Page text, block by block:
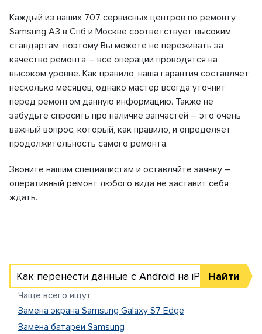
Каждый из наших 707 сервисных центров по ремонту
Samsung A3 в Спб и Москве соответствует высоким
стандартам, поэтому Вы можете не переживать за
качество ремонта – все операции проводятся на
высоком уровне. Как правило, наша гарантия составляет
несколько месяцев, однако мастер всегда уточнит
перед ремонтом данную информацию. Также не
забудьте спросить про наличие запчастей – это очень
важный вопрос, который, как правило, и определяет
продолжительность самого ремонта.
Звоните нашим специалистам и оставляйте заявку –
оперативный ремонт любого вида не заставит себя
ждать.
Как перенести данные с Android на iPhone
Чаще всего ищут
Найти
Замена экрана Samsung Galaxy S7 Edge
Замена батареи Samsung